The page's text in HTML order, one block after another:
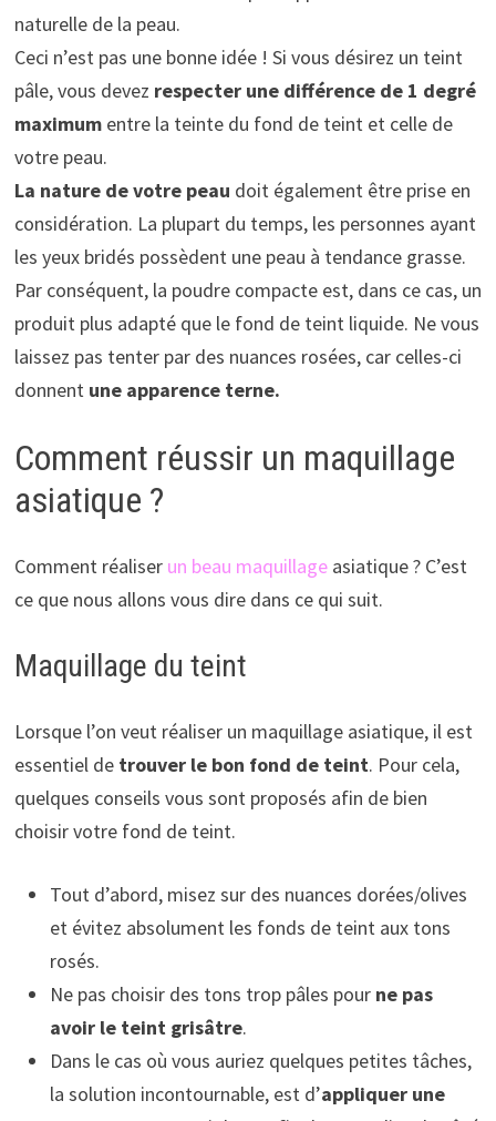
naturelle de la peau.
Ceci n’est pas une bonne idée ! Si vous désirez un teint
pâle, vous devez respecter une différence de 1 degré
maximumentre la teinte du fond de teint et celle de
votre peau.
La nature de votre peau doit également être prise en
considération. La plupart du temps, les personnes ayant
les yeux bridés possèdent une peau à tendance grasse.
Par conséquent, la poudre compacte est, dans ce cas, un
produit plus adapté que le fond de teint liquide. Ne vous
laissez pas tenter par des nuances rosées, car celles-ci
donnent une apparence terne.
Comment réussir un maquillage
asiatique ?
Comment réaliser un beau maquillageasiatique ? C’est
ce que nous allons vous dire dans ce qui suit.
Maquillage du teint
Lorsque l’on veut réaliser un maquillage asiatique, il est
essentiel detrouver le bon fond de teint. Pour cela,
quelques conseils vous sont proposés afin de bien
choisir votre fond de teint.
Tout d’abord, misez sur des nuances dorées/olives
et évitez absolument les fonds de teint aux tons
rosés.
Ne pas choisir des tons trop pâles pour ne pas
avoir le teint grisâtre.
Dans le cas où vous auriez quelques petites tâches,
la solution incontournable, est d’appliquer une